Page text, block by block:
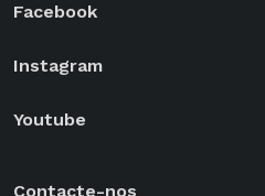
Facebook
Instagram
Youtube
Contacte-nos